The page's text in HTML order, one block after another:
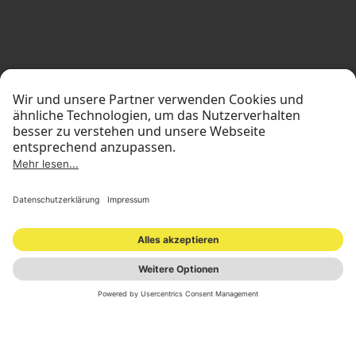
STANDORTE
© 2026 ONOMOTION GmbHAll Rights Reserved.
NEWSLETTER